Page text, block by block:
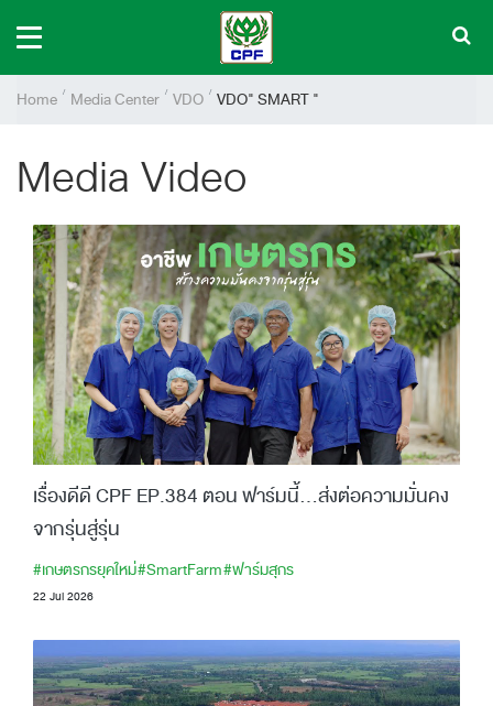
Home Media Center VDO VDO" SMART "
Media Video
เรื่องดีดี CPF EP.384 ตอน ฟาร์มนี้…ส่งต่อความมั่นคง
จากรุ่นสู่รุ่น
#เกษตรกรยุคใหม่#SmartFarm#ฟาร์มสุกร
22 Jul 2026